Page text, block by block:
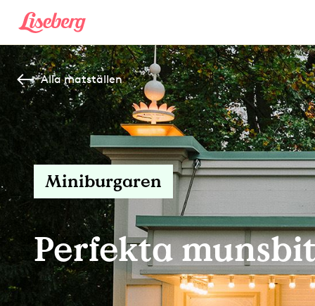
Alla matställen
Miniburgaren
Perfekta